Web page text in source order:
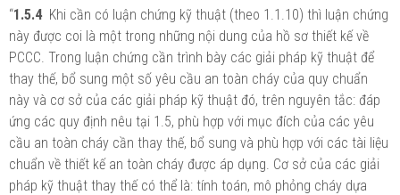
“1.5.4 Khi cần có luận chứng kỹ thuật (theo 1.1.10) thì luận chứng
này được coi là một trong những nội dung của hồ sơ thiết kế về
PCCC. Trong luận chứng cần trình bày các giải pháp kỹ thuật để
thay thế, bổ sung một số yêu cầu an toàn cháy của quy chuẩn
này và cơ sở của các giải pháp kỹ thuật đó, trên nguyên tắc: đáp
ứng các quy định nêu tại 1.5, phù hợp với mục đích của các yêu
cầu an toàn cháy cần thay thế, bổ sung và phù hợp với các tài liệu
chuẩn về thiết kế an toàn cháy được áp dụng. Cơ sở của các giải
pháp kỹ thuật thay thế có thể là: tính toán, mô phỏng cháy dựa